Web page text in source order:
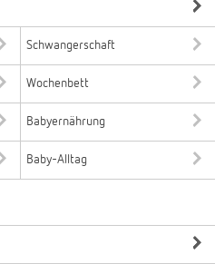
Schwangerschaft
Wochenbett
Babyernährung
Baby-Alltag